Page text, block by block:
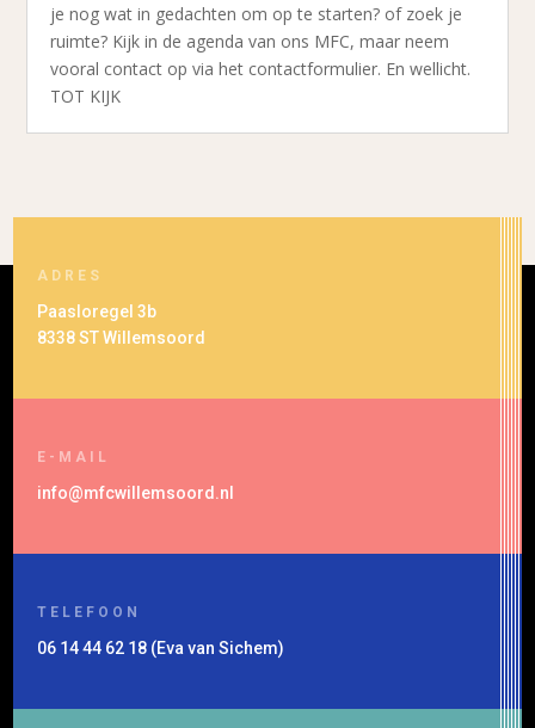
je nog wat in gedachten om op te starten? of zoek je
ruimte? Kijk in de agenda van ons MFC, maar neem
vooral contact op via het contactformulier. En wellicht.
TOT KIJK
ADRES
Paasloregel 3b
8338 ST Willemsoord
E-MAIL
info@mfcwillemsoord.nl
TELEFOON
06 14 44 62 18 (Eva van Sichem)